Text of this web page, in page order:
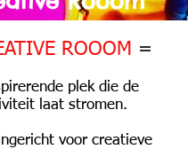
ROOOM =
plek die de
laat stromen.
voor creatieve